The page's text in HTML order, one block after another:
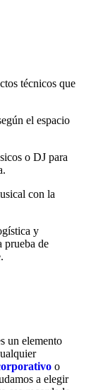
técnicos que
el espacio
o DJ para
con la
y
prueba de
un elemento
o
a elegir